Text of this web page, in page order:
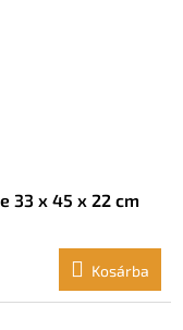
33 x 45 x 22 cm
Kosárba